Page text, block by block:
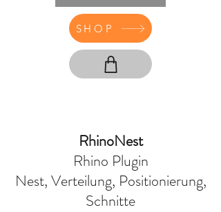
SHOP
RhinoNest
Rhino Plugin
Nest, Verteilung, Positionierung,
Schnitte